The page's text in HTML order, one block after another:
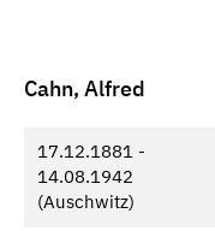
Cahn, Alfred
17.12.1881 -
14.08.1942
(Auschwitz)